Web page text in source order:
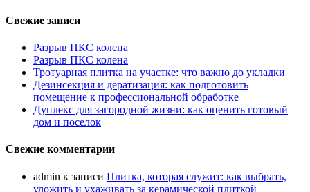
Свежие записи
Разрыв ПКС колена
Разрыв ПКС колена
Тротуарная плитка на участке: что важно до укладки
Дезинсекция и дератизация: как подготовить
помещение к профессиональной обработке
Дуплекс для загородной жизни: как оценить готовый
дом и поселок
Свежие комментарии
admin к записи Плитка, которая служит: как выбрать,
уложить и ухаживать за керамической плиткой